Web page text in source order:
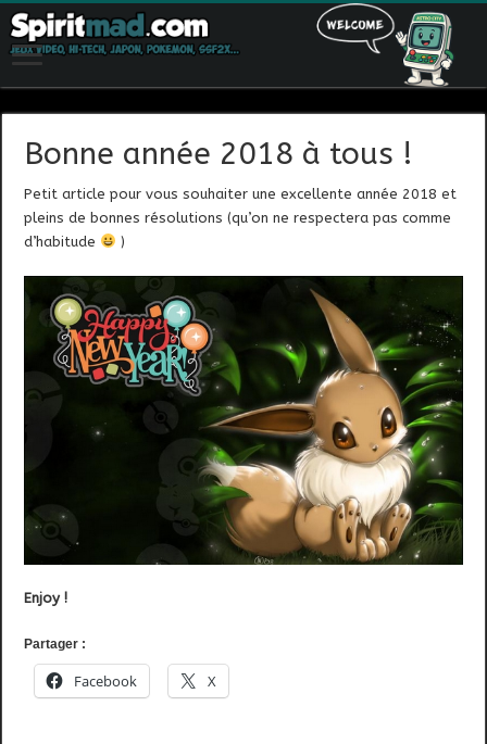
Bonne année 2018 à tous !
Petit article pour vous souhaiter une excellente année 2018 et
pleins de bonnes résolutions (qu’on ne respectera pas comme
d’habitude
)
Enjoy !
Partager :
Facebook X